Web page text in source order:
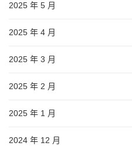
2025 年 5 月
2025 年 4 月
2025 年 3 月
2025 年 2 月
2025 年 1 月
2024 年 12 月